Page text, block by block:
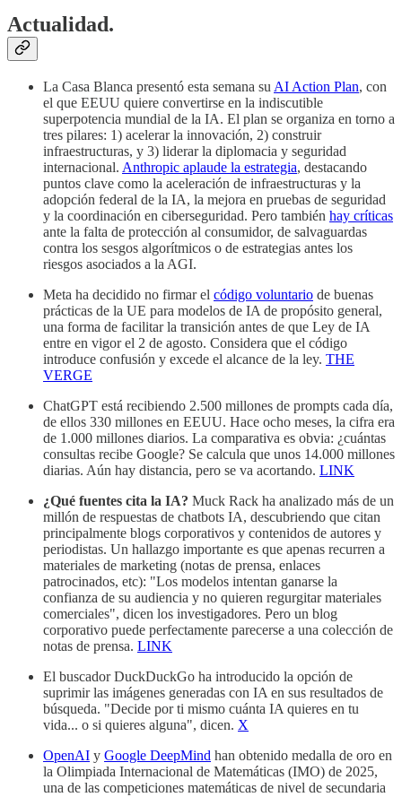
Actualidad.
La Casa Blanca presentó esta semana su AI Action Plan, con
el que EEUU quiere convertirse en la indiscutible
superpotencia mundial de la IA. El plan se organiza en torno a
tres pilares: 1) acelerar la innovación, 2) construir
infraestructuras, y 3) liderar la diplomacia y seguridad
internacional. Anthropic aplaude la estrategia, destacando
puntos clave como la aceleración de infraestructuras y la
adopción federal de la IA, la mejora en pruebas de seguridad
y la coordinación en ciberseguridad. Pero también hay críticas
ante la falta de protección al consumidor, de salvaguardas
contra los sesgos algorítmicos o de estrategias antes los
riesgos asociados a la AGI.
Meta ha decidido no firmar el código voluntario de buenas
prácticas de la UE para modelos de IA de propósito general,
una forma de facilitar la transición antes de que Ley de IA
entre en vigor el 2 de agosto. Considera que el código
introduce confusión y excede el alcance de la ley. THE
VERGE
ChatGPT está recibiendo 2.500 millones de prompts cada día,
de ellos 330 millones en EEUU. Hace ocho meses, la cifra era
de 1.000 millones diarios. La comparativa es obvia: ¿cuántas
consultas recibe Google? Se calcula que unos 14.000 millones
diarias. Aún hay distancia, pero se va acortando. LINK
¿Qué fuentes cita la IA? Muck Rack ha analizado más de un
millón de respuestas de chatbots IA, descubriendo que citan
principalmente blogs corporativos y contenidos de autores y
periodistas. Un hallazgo importante es que apenas recurren a
materiales de marketing (notas de prensa, enlaces
patrocinados, etc): "Los modelos intentan ganarse la
confianza de su audiencia y no quieren regurgitar materiales
comerciales", dicen los investigadores. Pero un blog
corporativo puede perfectamente parecerse a una colección de
notas de prensa. LINK
El buscador DuckDuckGo ha introducido la opción de
suprimir las imágenes generadas con IA en sus resultados de
búsqueda. "Decide por ti mismo cuánta IA quieres en tu
vida... o si quieres alguna", dicen. X
OpenAI y Google DeepMind han obtenido medalla de oro en
la Olimpiada Internacional de Matemáticas (IMO) de 2025,
una de las competiciones matemáticas de nivel de secundaria